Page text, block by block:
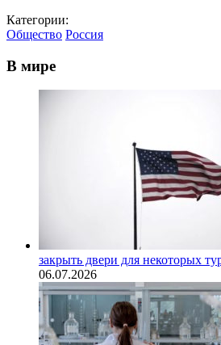
Категории:
Общество Россия
В мире
закрыть двери для некоторых
06.07.2026